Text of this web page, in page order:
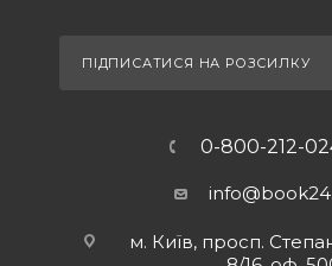
ПІДПИСАТИСЯ НА РОЗСИЛКУ
0-800-212-
м. Київ, просп.